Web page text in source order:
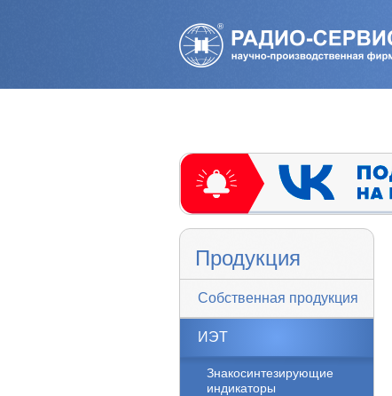
Продукция
Собственная продукция
ИЭТ
Знакосинтезирующие
индикаторы